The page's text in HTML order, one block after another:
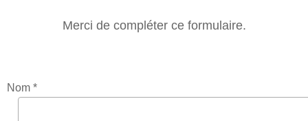
Merci de compléter ce formulaire.
Nom *